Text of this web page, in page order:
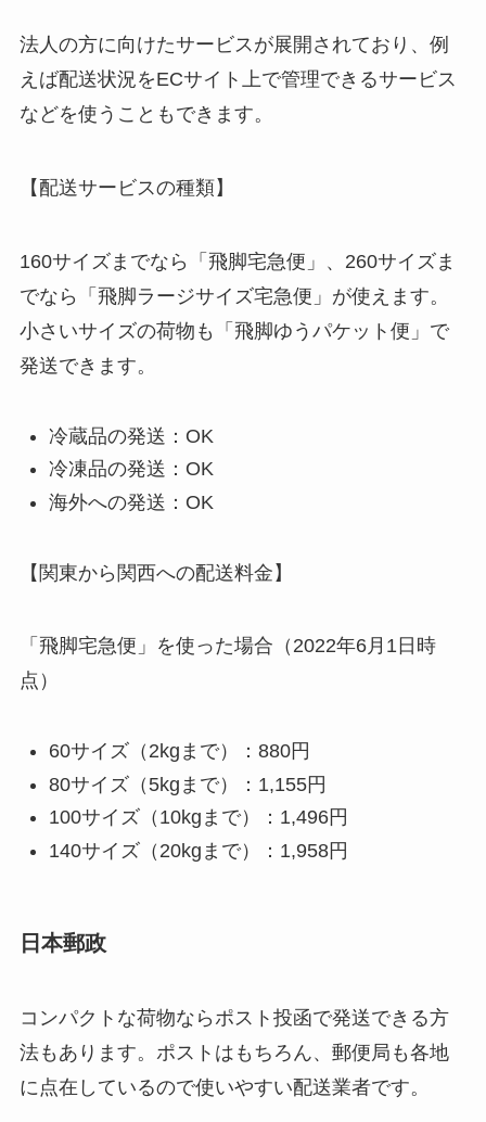
法人の方に向けたサービスが展開されており、例
えば配送状況をECサイト上で管理できるサービス
などを使うこともできます。
【配送サービスの種類】
160サイズまでなら「飛脚宅急便」、260サイズま
でなら「飛脚ラージサイズ宅急便」が使えます。
小さいサイズの荷物も「飛脚ゆうパケット便」で
発送できます。
冷蔵品の発送：OK
冷凍品の発送：OK
海外への発送：OK
【関東から関西への配送料金】
「飛脚宅急便」を使った場合（2022年6月1日時
点）
60サイズ（2kgまで）：880円
80サイズ（5kgまで）：1,155円
100サイズ（10kgまで）：1,496円
140サイズ（20kgまで）：1,958円
日本郵政
コンパクトな荷物ならポスト投函で発送できる方
法もあります。ポストはもちろん、郵便局も各地
に点在しているので使いやすい配送業者です。